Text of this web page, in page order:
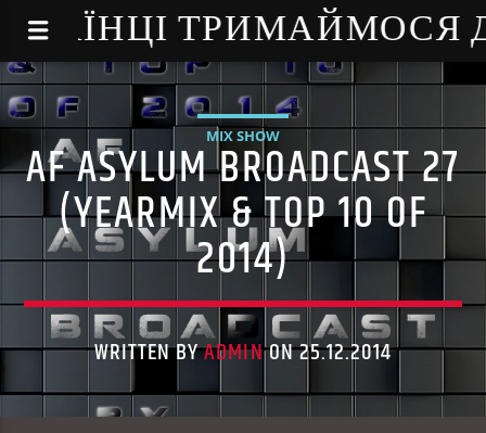
- УКРАЇНЦІ
MIX SHOW
AF ASYLUM BROADCAST 27
(YEARMIX & TOP 10 OF
2014)
WRITTEN BYADMINON 25.12.2014